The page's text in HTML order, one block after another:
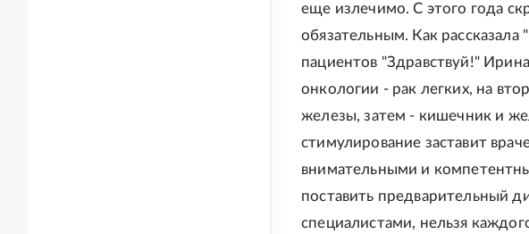
еще излечимо. С этого года
обязательным. Как
пациентов "Здравствуй!"
онкологии - рак легких, на
железы, затем - кишечник и
стимулирование заставит
внимательными и
поставить предварительный
специалистами, нельзя